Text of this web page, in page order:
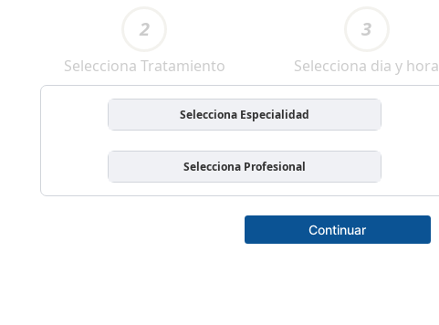
2
Selecciona Tratamiento
3
Selecciona dia y hora
Selecciona Especialidad
Selecciona Profesional
Continuar